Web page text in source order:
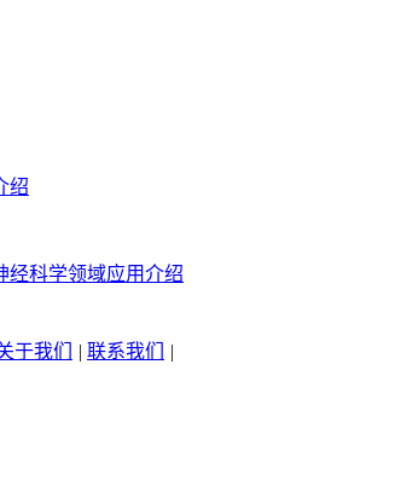
绍
经科学领域应用介绍
于我们 联系我们